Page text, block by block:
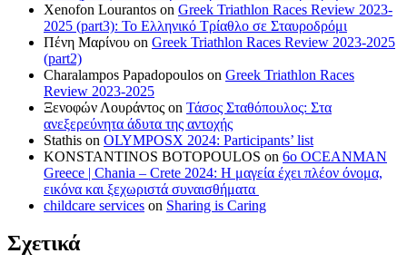
Xenofon Lourantos on Greek Triathlon Races Review 2023-
2025 (part3): Το Ελληνικό Τρίαθλο σε Σταυροδρόμι
Πένη Μαρίνου on Greek Triathlon Races Review 2023-2025
(part2)
Charalampos Papadopoulos on Greek Triathlon Races
Review 2023-2025
Ξενοφών Λουράντος on Τάσος Σταθόπουλος: Στα
ανεξερεύνητα άδυτα της αντοχής
Stathis on OLYMPOSX 2024: Participants’ list
KONSTANTINOS BOTOPOULOS on 6ο OCEANMAN
Greece | Chania – Crete 2024: Η μαγεία έχει πλέον όνομα,
εικόνα και ξεχωριστά συναισθήματα
childcare services on Sharing is Caring
Σχετικά